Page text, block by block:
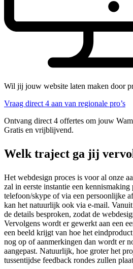
Wil jij jouw website laten maken door
Vraag direct 4 aan van regionale pro’s
Ontvang direct 4 offertes om jouw
Gratis en vrijblijvend.
Welk traject ga jij
Het webdesign proces is voor al onze
zal in eerste instantie een
telefoon/skype of via een persoonlijke
kan het natuurlijk ook via e-mail.
de details besproken, zodat de
Vervolgens wordt er gewerkt aan een
een beeld krijgt van hoe het
nog op of aanmerkingen dan wordt er
aangepast. Natuurlijk, hoe groter het
tussentijdse feedback rondes zullen